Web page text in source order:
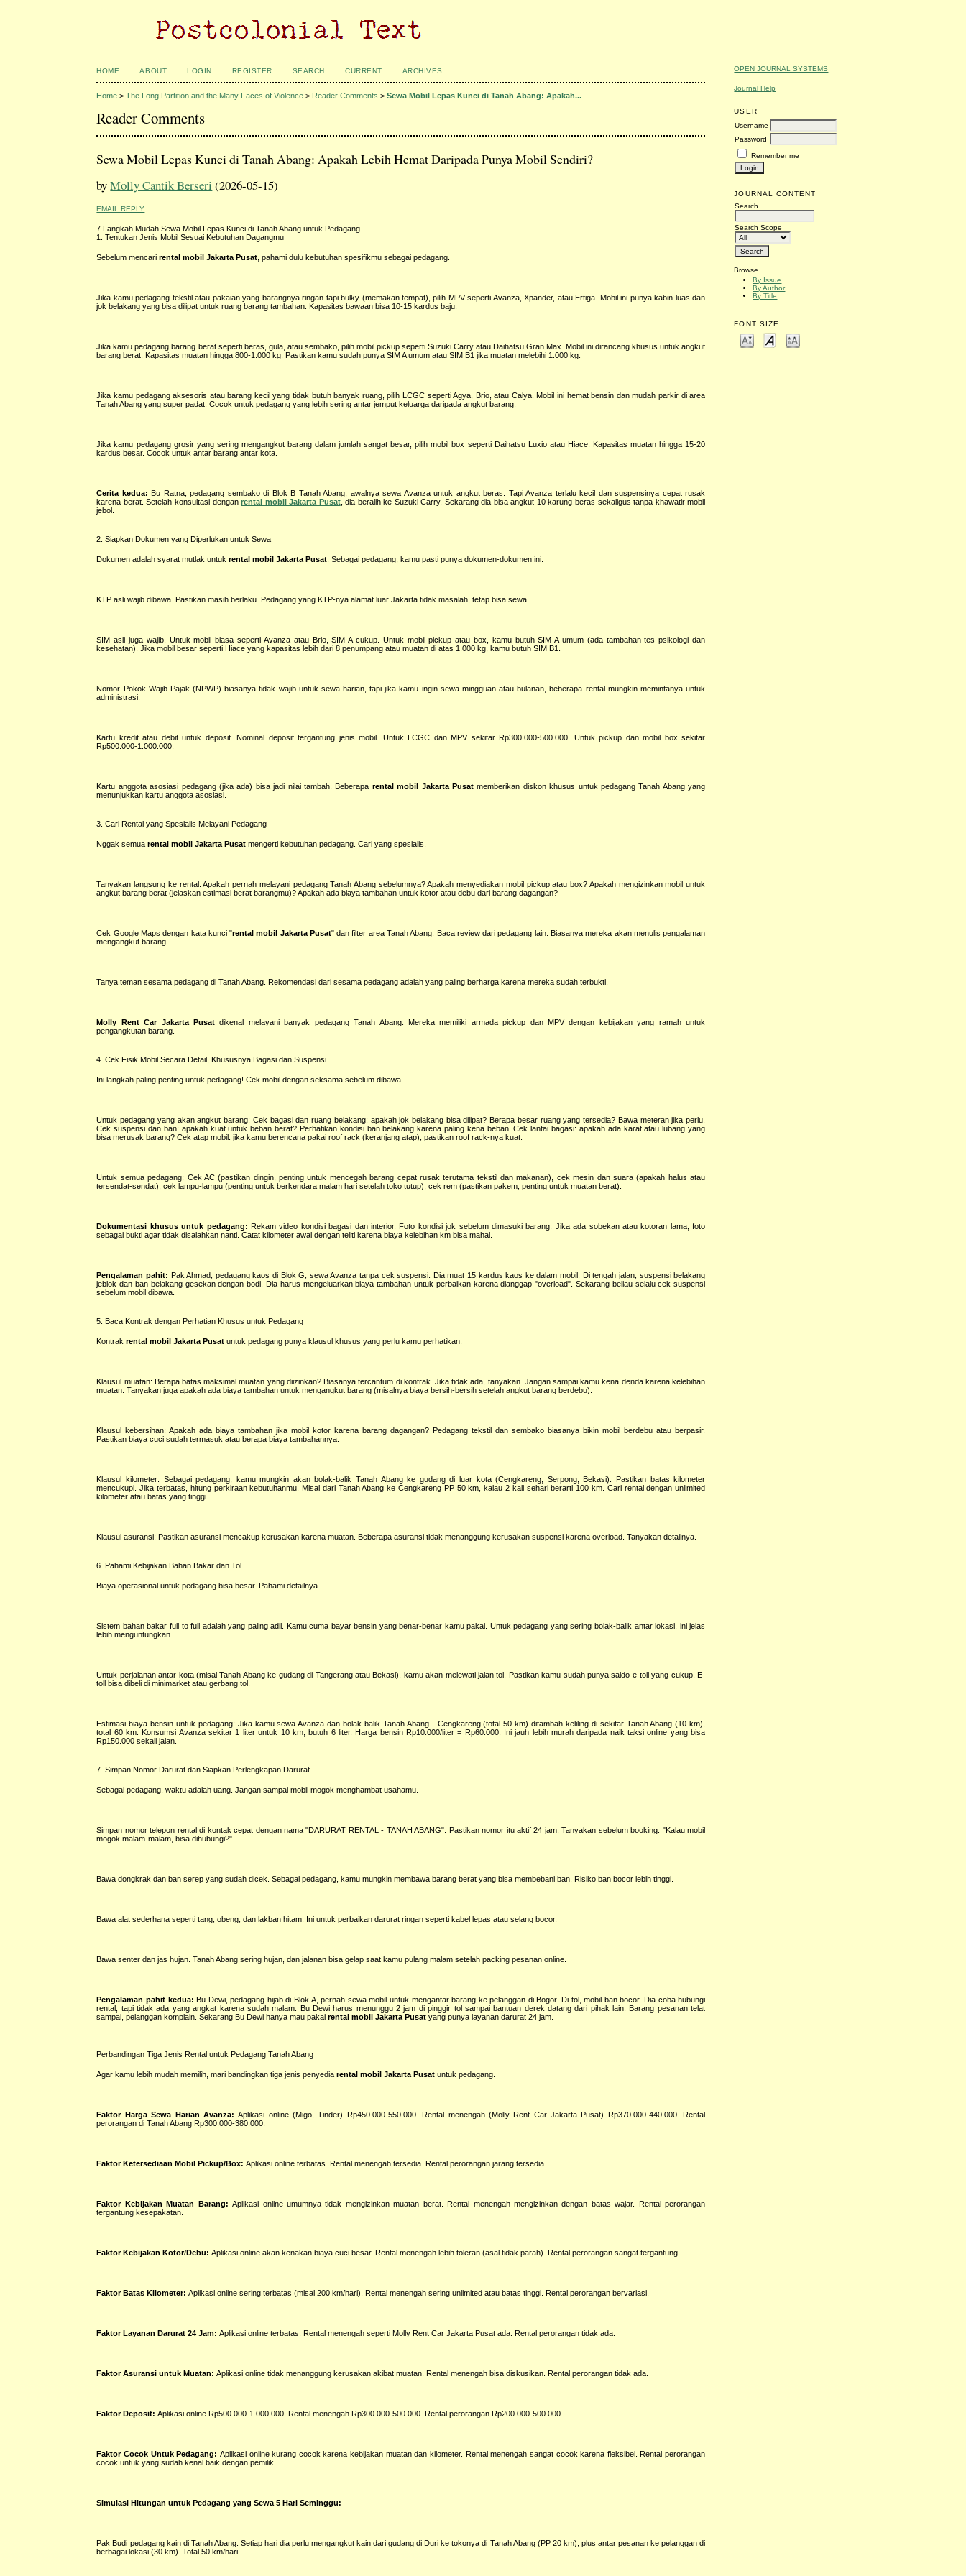
OPEN JOURNAL SYSTEMS
Journal Help
USER
Username
Password
Remember me
JOURNAL CONTENT
Search
Search Scope
Browse
By Issue
By Author
By Title
FONT SIZE
HOME ABOUT LOGIN REGISTER SEARCH CURRENT ARCHIVES
Home >The Long Partition and the Many Faces of Violence > Reader Comments >Sewa Mobil Lepas Kunci di Tanah Abang: Apakah...
Reader Comments
Sewa Mobil Lepas Kunci di Tanah Abang: Apakah Lebih Hemat Daripada Punya Mobil Sendiri?
byMolly Cantik Berseri (2026-05-15)
EMAIL REPLY
7 Langkah Mudah Sewa Mobil Lepas Kunci di Tanah Abang untuk Pedagang
1. Tentukan Jenis Mobil Sesuai Kebutuhan Dagangmu
Sebelum mencarirental mobil Jakarta Pusat , pahami dulu kebutuhan spesifikmu sebagai pedagang.
Jika kamu pedagang tekstil atau pakaian yang barangnya ringan tapi bulky (memakan tempat), pilih MPV seperti Avanza, Xpander, atau Ertiga. Mobil ini punya kabin luas dan
jok belakang yang bisa dilipat untuk ruang barang tambahan. Kapasitas bawaan bisa 10-15 kardus baju.
Jika kamu pedagang barang berat seperti beras, gula, atau sembako, pilih mobil pickup seperti Suzuki Carry atau Daihatsu Gran Max. Mobil ini dirancang khusus untuk angkut
barang berat. Kapasitas muatan hingga 800-1.000 kg. Pastikan kamu sudah punya SIM A umum atau SIM B1 jika muatan melebihi 1.000 kg.
Jika kamu pedagang aksesoris atau barang kecil yang tidak butuh banyak ruang, pilih LCGC seperti Agya, Brio, atau Calya. Mobil ini hemat bensin dan mudah parkir di area
Tanah Abang yang super padat. Cocok untuk pedagang yang lebih sering antar jemput keluarga daripada angkut barang.
Jika kamu pedagang grosir yang sering mengangkut barang dalam jumlah sangat besar, pilih mobil box seperti Daihatsu Luxio atau Hiace. Kapasitas muatan hingga 15-20
kardus besar. Cocok untuk antar barang antar kota.
Cerita kedua: Bu Ratna, pedagang sembako di Blok B Tanah Abang, awalnya sewa Avanza untuk angkut beras. Tapi Avanza terlalu kecil dan suspensinya cepat rusak
karena berat. Setelah konsultasi denganrental mobil Jakarta Pusat, dia beralih ke Suzuki Carry. Sekarang dia bisa angkut 10 karung beras sekaligus tanpa khawatir mobil
jebol.
2. Siapkan Dokumen yang Diperlukan untuk Sewa
Dokumen adalah syarat mutlak untukrental mobil Jakarta Pusat . Sebagai pedagang, kamu pasti punya dokumen-dokumen ini.
KTP asli wajib dibawa. Pastikan masih berlaku. Pedagang yang KTP-nya alamat luar Jakarta tidak masalah, tetap bisa sewa.
SIM asli juga wajib. Untuk mobil biasa seperti Avanza atau Brio, SIM A cukup. Untuk mobil pickup atau box, kamu butuh SIM A umum (ada tambahan tes psikologi dan
kesehatan). Jika mobil besar seperti Hiace yang kapasitas lebih dari 8 penumpang atau muatan di atas 1.000 kg, kamu butuh SIM B1.
Nomor Pokok Wajib Pajak (NPWP) biasanya tidak wajib untuk sewa harian, tapi jika kamu ingin sewa mingguan atau bulanan, beberapa rental mungkin memintanya untuk
administrasi.
Kartu kredit atau debit untuk deposit. Nominal deposit tergantung jenis mobil. Untuk LCGC dan MPV sekitar Rp300.000-500.000. Untuk pickup dan mobil box sekitar
Rp500.000-1.000.000.
Kartu anggota asosiasi pedagang (jika ada) bisa jadi nilai tambah. Beberapa rental mobil Jakarta Pusatmemberikan diskon khusus untuk pedagang Tanah Abang yang
menunjukkan kartu anggota asosiasi.
3. Cari Rental yang Spesialis Melayani Pedagang
Nggak semuarental mobil Jakarta Pusat mengerti kebutuhan pedagang. Cari yang spesialis.
Tanyakan langsung ke rental: Apakah pernah melayani pedagang Tanah Abang sebelumnya? Apakah menyediakan mobil pickup atau box? Apakah mengizinkan mobil untuk
angkut barang berat (jelaskan estimasi berat barangmu)? Apakah ada biaya tambahan untuk kotor atau debu dari barang dagangan?
Cek Google Maps dengan kata kunci "rental mobil Jakarta Pusat" dan filter area Tanah Abang. Baca review dari pedagang lain. Biasanya mereka akan menulis pengalaman
mengangkut barang.
Tanya teman sesama pedagang di Tanah Abang. Rekomendasi dari sesama pedagang adalah yang paling berharga karena mereka sudah terbukti.
Molly Rent Car Jakarta Pusat dikenal melayani banyak pedagang Tanah Abang. Mereka memiliki armada pickup dan MPV dengan kebijakan yang ramah untuk
pengangkutan barang.
4. Cek Fisik Mobil Secara Detail, Khususnya Bagasi dan Suspensi
Ini langkah paling penting untuk pedagang! Cek mobil dengan seksama sebelum dibawa.
Untuk pedagang yang akan angkut barang: Cek bagasi dan ruang belakang: apakah jok belakang bisa dilipat? Berapa besar ruang yang tersedia? Bawa meteran jika perlu.
Cek suspensi dan ban: apakah kuat untuk beban berat? Perhatikan kondisi ban belakang karena paling kena beban. Cek lantai bagasi: apakah ada karat atau lubang yang
bisa merusak barang? Cek atap mobil: jika kamu berencana pakai roof rack (keranjang atap), pastikan roof rack-nya kuat.
Untuk semua pedagang: Cek AC (pastikan dingin, penting untuk mencegah barang cepat rusak terutama tekstil dan makanan), cek mesin dan suara (apakah halus atau
tersendat-sendat), cek lampu-lampu (penting untuk berkendara malam hari setelah toko tutup), cek rem (pastikan pakem, penting untuk muatan berat).
Dokumentasi khusus untuk pedagang: Rekam video kondisi bagasi dan interior. Foto kondisi jok sebelum dimasuki barang. Jika ada sobekan atau kotoran lama, foto
sebagai bukti agar tidak disalahkan nanti. Catat kilometer awal dengan teliti karena biaya kelebihan km bisa mahal.
Pengalaman pahit: Pak Ahmad, pedagang kaos di Blok G, sewa Avanza tanpa cek suspensi. Dia muat 15 kardus kaos ke dalam mobil. Di tengah jalan, suspensi belakang
jeblok dan ban belakang gesekan dengan bodi. Dia harus mengeluarkan biaya tambahan untuk perbaikan karena dianggap "overload". Sekarang beliau selalu cek suspensi
sebelum mobil dibawa.
5. Baca Kontrak dengan Perhatian Khusus untuk Pedagang
Kontrakrental mobil Jakarta Pusat untuk pedagang punya klausul khusus yang perlu kamu perhatikan.
Klausul muatan: Berapa batas maksimal muatan yang diizinkan? Biasanya tercantum di kontrak. Jika tidak ada, tanyakan. Jangan sampai kamu kena denda karena kelebihan
muatan. Tanyakan juga apakah ada biaya tambahan untuk mengangkut barang (misalnya biaya bersih-bersih setelah angkut barang berdebu).
Klausul kebersihan: Apakah ada biaya tambahan jika mobil kotor karena barang dagangan? Pedagang tekstil dan sembako biasanya bikin mobil berdebu atau berpasir.
Pastikan biaya cuci sudah termasuk atau berapa biaya tambahannya.
Klausul kilometer: Sebagai pedagang, kamu mungkin akan bolak-balik Tanah Abang ke gudang di luar kota (Cengkareng, Serpong, Bekasi). Pastikan batas kilometer
mencukupi. Jika terbatas, hitung perkiraan kebutuhanmu. Misal dari Tanah Abang ke Cengkareng PP 50 km, kalau 2 kali sehari berarti 100 km. Cari rental dengan unlimited
kilometer atau batas yang tinggi.
Klausul asuransi: Pastikan asuransi mencakup kerusakan karena muatan. Beberapa asuransi tidak menanggung kerusakan suspensi karena overload. Tanyakan detailnya.
6. Pahami Kebijakan Bahan Bakar dan Tol
Biaya operasional untuk pedagang bisa besar. Pahami detailnya.
Sistem bahan bakar full to full adalah yang paling adil. Kamu cuma bayar bensin yang benar-benar kamu pakai. Untuk pedagang yang sering bolak-balik antar lokasi, ini jelas
lebih menguntungkan.
Untuk perjalanan antar kota (misal Tanah Abang ke gudang di Tangerang atau Bekasi), kamu akan melewati jalan tol. Pastikan kamu sudah punya saldo e-toll yang cukup. E-
toll bisa dibeli di minimarket atau gerbang tol.
Estimasi biaya bensin untuk pedagang: Jika kamu sewa Avanza dan bolak-balik Tanah Abang - Cengkareng (total 50 km) ditambah keliling di sekitar Tanah Abang (10 km),
total 60 km. Konsumsi Avanza sekitar 1 liter untuk 10 km, butuh 6 liter. Harga bensin Rp10.000/liter = Rp60.000. Ini jauh lebih murah daripada naik taksi online yang bisa
Rp150.000 sekali jalan.
7. Simpan Nomor Darurat dan Siapkan Perlengkapan Darurat
Sebagai pedagang, waktu adalah uang. Jangan sampai mobil mogok menghambat usahamu.
Simpan nomor telepon rental di kontak cepat dengan nama "DARURAT RENTAL - TANAH ABANG". Pastikan nomor itu aktif 24 jam. Tanyakan sebelum booking: "Kalau mobil
mogok malam-malam, bisa dihubungi?"
Bawa dongkrak dan ban serep yang sudah dicek. Sebagai pedagang, kamu mungkin membawa barang berat yang bisa membebani ban. Risiko ban bocor lebih tinggi.
Bawa alat sederhana seperti tang, obeng, dan lakban hitam. Ini untuk perbaikan darurat ringan seperti kabel lepas atau selang bocor.
Bawa senter dan jas hujan. Tanah Abang sering hujan, dan jalanan bisa gelap saat kamu pulang malam setelah packing pesanan online.
Pengalaman pahit kedua: Bu Dewi, pedagang hijab di Blok A, pernah sewa mobil untuk mengantar barang ke pelanggan di Bogor. Di tol, mobil ban bocor. Dia coba hubungi
rental, tapi tidak ada yang angkat karena sudah malam. Bu Dewi harus menunggu 2 jam di pinggir tol sampai bantuan derek datang dari pihak lain. Barang pesanan telat
sampai, pelanggan komplain. Sekarang Bu Dewi hanya mau pakairental mobil Jakarta Pusat yang punya layanan darurat 24 jam.
Perbandingan Tiga Jenis Rental untuk Pedagang Tanah Abang
Agar kamu lebih mudah memilih, mari bandingkan tiga jenis penyediarental mobil Jakarta Pusat untuk pedagang.
Faktor Harga Sewa Harian Avanza: Aplikasi online (Migo, Tinder) Rp450.000-550.000. Rental menengah (Molly Rent Car Jakarta Pusat) Rp370.000-440.000. Rental
perorangan di Tanah Abang Rp300.000-380.000.
Faktor Ketersediaan Mobil Pickup/Box: Aplikasi online terbatas. Rental menengah tersedia. Rental perorangan jarang tersedia.
Faktor Kebijakan Muatan Barang: Aplikasi online umumnya tidak mengizinkan muatan berat. Rental menengah mengizinkan dengan batas wajar. Rental perorangan
tergantung kesepakatan.
Faktor Kebijakan Kotor/Debu: Aplikasi online akan kenakan biaya cuci besar. Rental menengah lebih toleran (asal tidak parah). Rental perorangan sangat tergantung.
Faktor Batas Kilometer: Aplikasi online sering terbatas (misal 200 km/hari). Rental menengah sering unlimited atau batas tinggi. Rental perorangan bervariasi.
Faktor Layanan Darurat 24 Jam: Aplikasi online terbatas. Rental menengah seperti Molly Rent Car Jakarta Pusat ada. Rental perorangan tidak ada.
Faktor Asuransi untuk Muatan: Aplikasi online tidak menanggung kerusakan akibat muatan. Rental menengah bisa diskusikan. Rental perorangan tidak ada.
Faktor Deposit: Aplikasi online Rp500.000-1.000.000. Rental menengah Rp300.000-500.000. Rental perorangan Rp200.000-500.000.
Faktor Cocok Untuk Pedagang: Aplikasi online kurang cocok karena kebijakan muatan dan kilometer. Rental menengah sangat cocok karena fleksibel. Rental perorangan
cocok untuk yang sudah kenal baik dengan pemilik.
Simulasi Hitungan untuk Pedagang yang Sewa 5 Hari Seminggu:
Pak Budi pedagang kain di Tanah Abang. Setiap hari dia perlu mengangkut kain dari gudang di Duri ke tokonya di Tanah Abang (PP 20 km), plus antar pesanan ke pelanggan di
berbagai lokasi (30 km). Total 50 km/hari.